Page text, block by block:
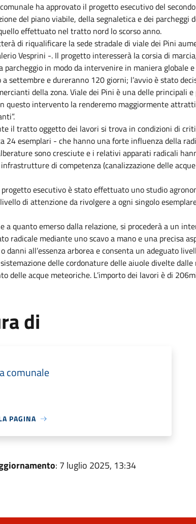
ha approvato il progetto esecutivo del
del piano viabile, della segnaletica e dei
effettuato nel tratto nord lo scorso anno.
di riqualificare la sede stradale di viale dei Pini
Vesprini -. Il progetto interesserà la corsia di
parcheggio in modo da intervenire in maniera globale
settembre e dureranno 120 giorni; l’avvio è stato
della zona. Viale dei Pini è una delle principali
questo intervento la renderemo maggiormente
il tratto oggetto dei lavori si trova in condizioni di
24 esemplari - che hanno una forte influenza della
sono cresciute e i relativi apparati radicali
di competenza (canalizzazione delle
progetto esecutivo è stato effettuato uno studio
di attenzione da rivolgere a ogni singolo
a quanto emerso dalla relazione, si procederà a un
radicale mediante uno scavo a mano e una precisa
danni all’essenza arborea e consenta un adeguato
delle cordonature delle aiuole divelte
delle acque meteoriche. L’importo dei lavori è di
di
comunale
PAGINA
: 7 luglio 2025, 13:34